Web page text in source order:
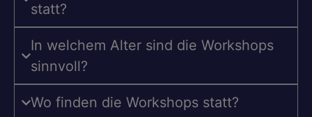
statt?
In welchem Alter sind die Workshops
sinnvoll?
Wo finden die Workshops statt?